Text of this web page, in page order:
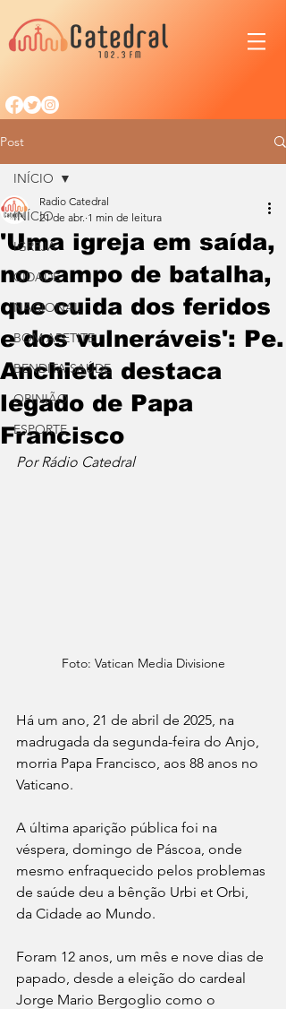
Post
INÍCIO
IGREJA
CIDADE
NACIONAL
BOM APETITE
BENDITA SAÚDE
OPINIÃO
ESPORTE
INÍCIO
'Uma igreja em saída,
no campo de batalha,
que cuida dos feridos
e dos vulneráveis': Pe.
Anchieta destaca
legado de Papa
Francisco
Radio Catedral
21 de abr. 1 min de leitura
Por Rádio Catedral
Foto: Vatican Media Divisione
Há um ano, 21 de abril de 2025, na
madrugada da segunda-feira do Anjo,
morria Papa Francisco, aos 88 anos no
Vaticano.
A última aparição pública foi na
véspera, domingo de Páscoa, onde
mesmo enfraquecido pelos problemas
de saúde deu a bênção Urbi et Orbi,
da Cidade ao Mundo.
Foram 12 anos, um mês e nove dias de
papado, desde a eleição do cardeal
Jorge Mario Bergoglio como o